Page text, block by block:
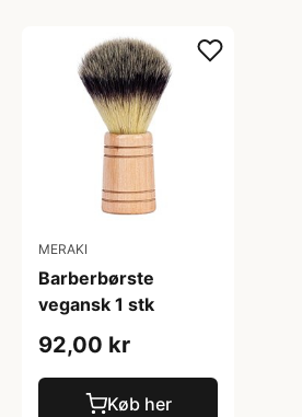
MERAKI
Barberbørste
vegansk 1 stk
92,00 kr
Køb her